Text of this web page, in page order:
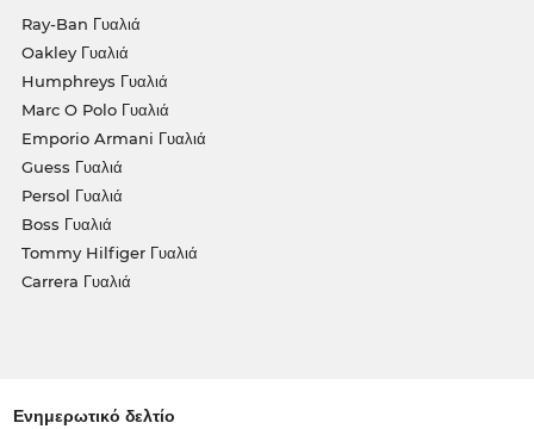
Ray-Ban Γυαλιά
Oakley Γυαλιά
Humphreys Γυαλιά
Marc O Polo Γυαλιά
Emporio Armani Γυαλιά
Guess Γυαλιά
Persol Γυαλιά
Boss Γυαλιά
Tommy Hilfiger Γυαλιά
Carrera Γυαλιά
Ενημερωτικό δελτίο